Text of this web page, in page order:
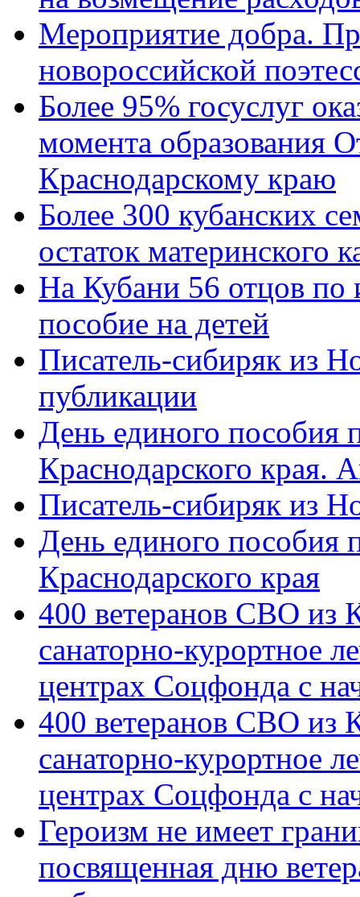
Мероприятие добра.
новороссийской
Более 95% госуслуг
момента образования
Краснодарскому краю
Более 300 кубанских
остаток материнского
На Кубани 56 отцов по
пособие на детей
Писатель-сибиряк из
публикации
День единого пособия
Краснодарского края.
Писатель-сибиряк из
День единого пособия
Краснодарского края
400 ветеранов СВО из
санаторно-курортное
центрах Соцфонда с
400 ветеранов СВО из
санаторно-курортное
центрах Соцфонда с
Героизм не имеет
посвященная дню